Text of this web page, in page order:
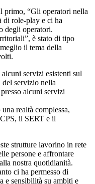
primo, “Gli operatori nella
di role-play e ci ha
degli operatori.
è stato di tipo
il tema della
servizi esistenti sul
del servizio nella
alcuni servizi
realtà complessa,
il SERT e il
strutture lavorino in rete
persone e affrontare
nostra quotidianità.
ci ha permesso di
e sensibilità su ambiti e